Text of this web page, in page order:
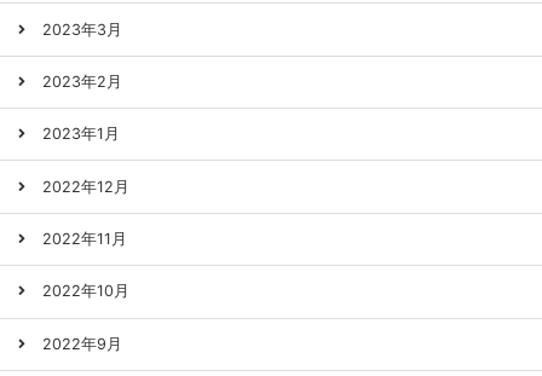
2023年3月
2023年2月
2023年1月
2022年12月
2022年11月
2022年10月
2022年9月